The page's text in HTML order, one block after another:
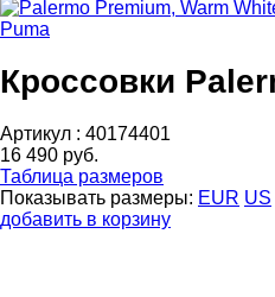
Puma
Кроссовки
Артикул : 40174401
16 490 руб.
Таблица размеров
Показывать размеры: EUR US
добавить в корзину